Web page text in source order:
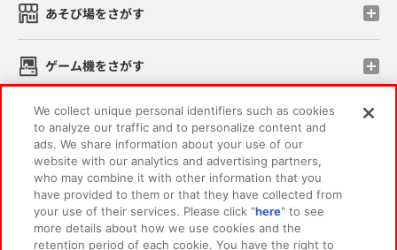
あそび場をさがす
ゲーム機をさがす
スマホ・PCであそぶ
イベント・キャンペーン
We collect unique personal identifiers such as cookies
to analyze our traffic and to personalize content and
ads. We share information about your use of our
website with our analytics and advertising partners,
who may combine it with other information that you
have provided to them or that they have collected from
your use of their services. Please click "here" to see
more details about how we use cookies and the
retention period of each cookie. You have the right to